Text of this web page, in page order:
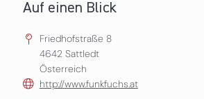
Auf einen Blick
Friedhofstraße 8
4642 Sattledt
Österreich
http://www.funkfuchs.at